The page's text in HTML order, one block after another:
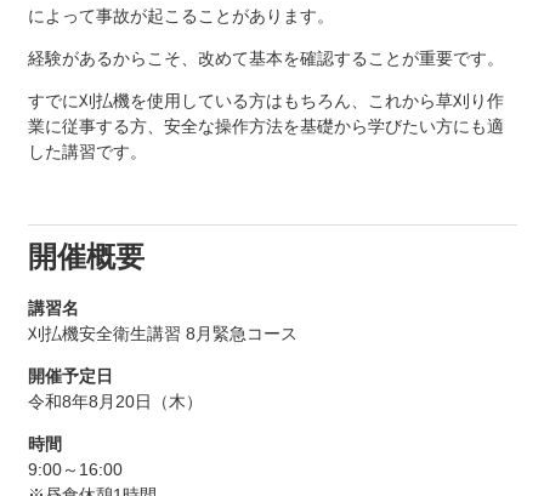
によって事故が起こることがあります。
経験があるからこそ、改めて基本を確認することが重要です。
すでに刈払機を使用している方はもちろん、これから草刈り作
業に従事する方、安全な操作方法を基礎から学びたい方にも適
した講習です。
開催概要
講習名
刈払機安全衛生講習 8月緊急コース
開催予定日
令和8年8月20日（木）
時間
9:00～16:00